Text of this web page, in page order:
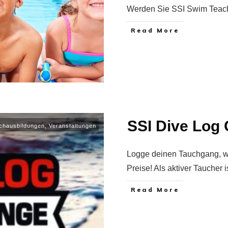
Werden Sie SSI Swim
Read More
, Veranstaltungen SSI Dive Log
Logge deinen Tauchgang,
Preise! Als aktiver Taucher
Read More